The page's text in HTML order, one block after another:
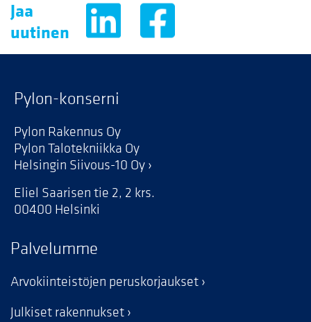
Jaa
uutinen
Pylon-konserni
Pylon Rakennus Oy
Pylon Talotekniikka Oy
Helsingin Siivous-10 Oy
Eliel Saarisen tie 2, 2 krs.
00400 Helsinki
Palvelumme
Arvokiinteistöjen peruskorjaukset
Julkiset rakennukset